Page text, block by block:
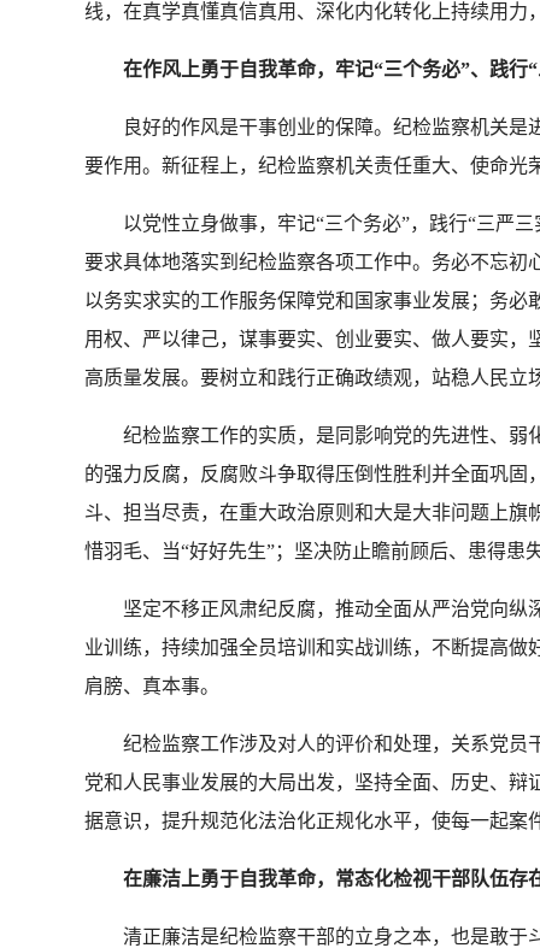
线，在真学真懂真信真用、深化内化转化上持续用
在作风上勇于自我革命，牢记“三个务必”、践行“
良好的作风是干事创业的保障。纪检监察机关是
要作用。新征程上，纪检监察机关责任重大、使命
以党性立身做事，牢记“三个务必”，践行“三严三
要求具体地落实到纪检监察各项工作中。务必不忘
以务实求实的工作服务保障党和国家事业发展；务
用权、严以律己，谋事要实、创业要实、做人要实
高质量发展。要树立和践行正确政绩观，站稳人民
纪检监察工作的实质，是同影响党的先进性、弱
的强力反腐，反腐败斗争取得压倒性胜利并全面巩
斗、担当尽责，在重大政治原则和大是大非问题上
惜羽毛、当“好好先生”；坚决防止瞻前顾后、患得
坚定不移正风肃纪反腐，推动全面从严治党向纵
业训练，持续加强全员培训和实战训练，不断提高
肩膀、真本事。
纪检监察工作涉及对人的评价和处理，关系党员
党和人民事业发展的大局出发，坚持全面、历史、
据意识，提升规范化法治化正规化水平，使每一起案
在廉洁上勇于自我革命，常态化检视干部队伍存
清正廉洁是纪检监察干部的立身之本，也是敢于